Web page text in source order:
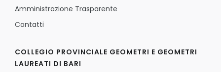
Amministrazione Trasparente
Contatti
COLLEGIO PROVINCIALE GEOMETRI E GEOMETRI
LAUREATI DI BARI